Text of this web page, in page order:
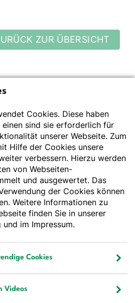
ZUR ÜBERSICHT
Partnerin für
für Ernährung e. V.
Cookies. Diese haben
einen sind sie erforderlich für
unserer Webseite. Zum
Hilfe der Cookies unsere
verbessern. Hierzu werden
von Webseiten-
und ausgewertet. Das
der Cookies können
Weitere Informationen zu
finden Sie in unserer
und im Impressum.
Cookies
Videos